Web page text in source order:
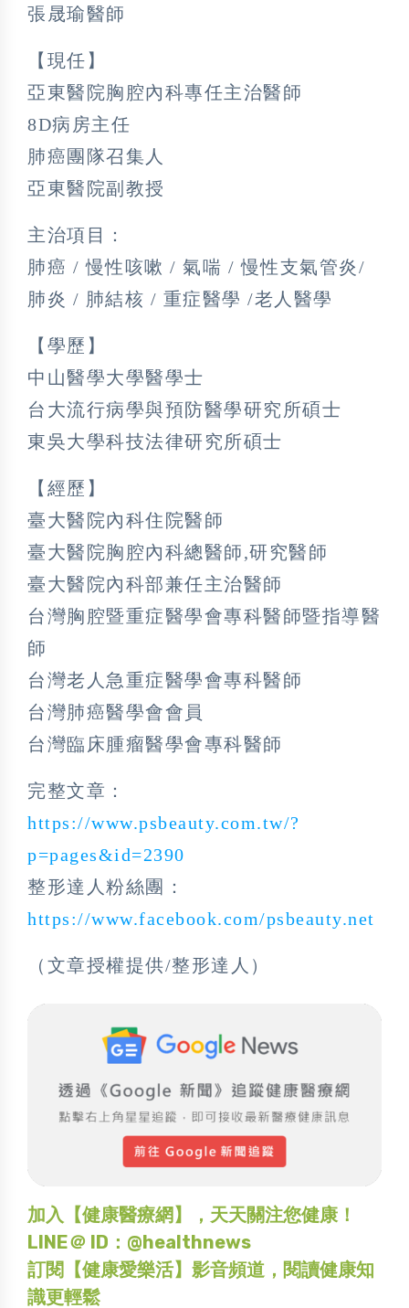
張晟瑜醫師
【現任】
亞東醫院胸腔內科專任主治醫師
8D病房主任
肺癌團隊召集人
亞東醫院副教授
主治項目：
肺癌 / 慢性咳嗽 / 氣喘 / 慢性支氣管炎/
肺炎 / 肺結核 / 重症醫學 /老人醫學
【學歷】
中山醫學大學醫學士
台大流行病學與預防醫學研究所碩士
東吳大學科技法律研究所碩士
【經歷】
臺大醫院內科住院醫師
臺大醫院胸腔內科總醫師,研究醫師
臺大醫院內科部兼任主治醫師
台灣胸腔暨重症醫學會專科醫師暨指導醫
師
台灣老人急重症醫學會專科醫師
台灣肺癌醫學會會員
台灣臨床腫瘤醫學會專科醫師
完整文章：
https://www.psbeauty.com.tw/?
p=pages&id=2390
整形達人粉絲團：
https://www.facebook.com/psbeauty.net
（文章授權提供/整形達人）
加入【健康醫療網】，天天關注您健康！
LINE＠ ID：@healthnews
訂閱【健康愛樂活】影音頻道，閱讀健康知
識更輕鬆